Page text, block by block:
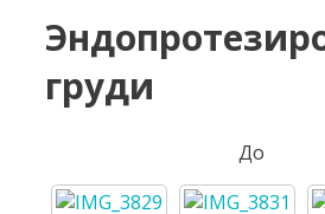
груди
До